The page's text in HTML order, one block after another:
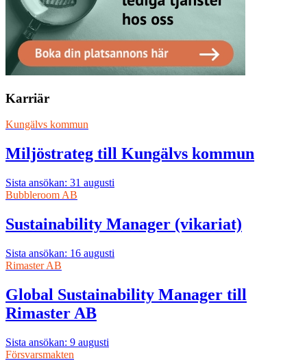
Karriär
Kungälvs kommun
Miljöstrateg till Kungälvs kommun
Sista ansökan: 31 augusti
Bubbleroom AB
Sustainability Manager (vikariat)
Sista ansökan: 16 augusti
Rimaster AB
Global Sustainability Manager till
Rimaster AB
Sista ansökan: 9 augusti
Försvarsmakten